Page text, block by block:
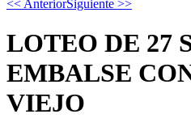
<< AnteriorSiguiente >>
LOTEO DE 27
EMBALSE
VIEJO